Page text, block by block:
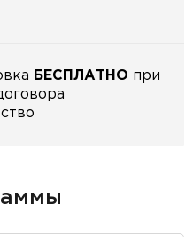
БЕСПЛАТНО при